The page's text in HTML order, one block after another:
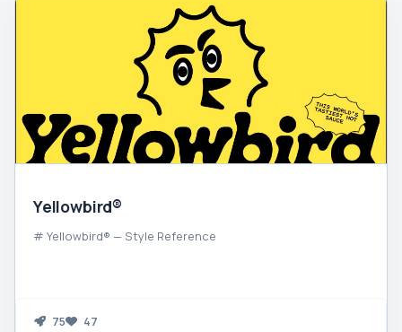
Yellowbird®
# Yellowbird® — Style Reference
75 47